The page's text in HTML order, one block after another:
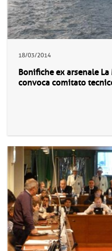
18/03/2014
Bonifiche ex arsenale
convoca comitato